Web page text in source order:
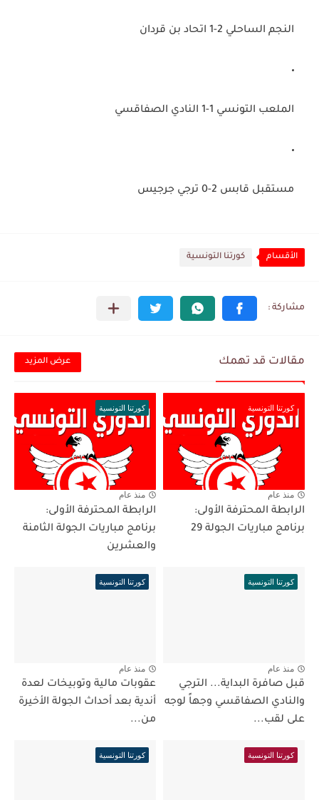
النجم الساحلي 2-1 اتحاد بن قردان
الملعب التونسي 1-1 النادي الصفاقسي
مستقبل قابس 2-0 ترجي جرجيس
الأقسام كورتنا التونسية
مقالات قد تهمك عرض المزيد
كورتنا التونسية
منذ عام
الرابطة المحترفة الأولى:
برنامج مباريات الجولة 29
كورتنا التونسية
منذ عام
الرابطة المحترفة الأولى:
برنامج مباريات الجولة الثامنة
والعشرين
كورتنا التونسية
منذ عام
قبل صافرة البداية... الترجي
والنادي الصفاقسي وجهاً لوجه
على لقب...
كورتنا التونسية
منذ عام
عقوبات مالية وتوبيخات لعدة
أندية بعد أحداث الجولة الأخيرة
من...
كورتنا التونسية كورتنا التونسية